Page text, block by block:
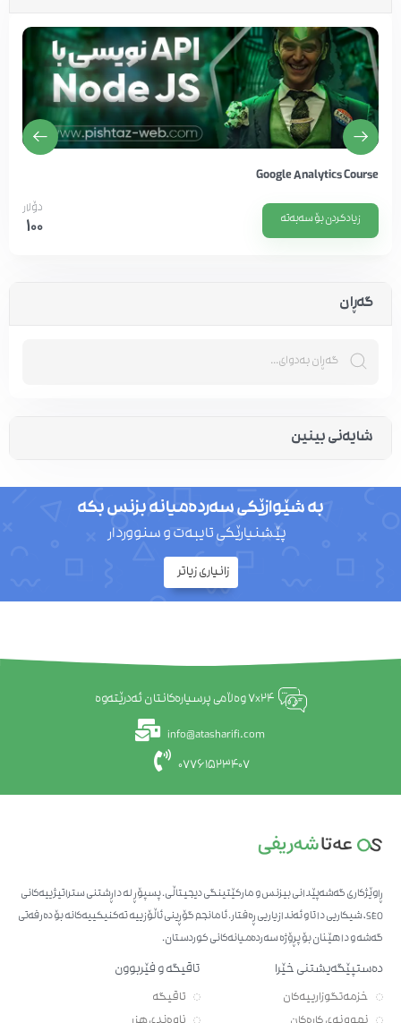
Google Analytics Course
زیادکردن بۆ سەبەتە
دۆلار
100
گەڕان
شایەنی بینین
بە شێوازێکی سەردەمیانە بزنس بکە
پێشنیارێکی تایبەت و سنووردار
زانیاری زیاتر
7x24 وەڵامی پرسیارەکانتان ئەدرێتەوە
info@atasharifi.com
07761523407
ڕاوێژکاری گەشەپێدانی بیزنس و مارکێتینگی دیجیتاڵی. پسپۆڕ لە داڕشتنی ستراتیژییەکانی
SEO، شیکاریی داتا و ئەندازیاریی ڕەفتار. ئامانجم گۆڕینی ئاڵۆزییە تەکنیکییەکانە بۆ دەرفەتی
گەشە و داهێنان بۆ پڕۆژە سەردەمیانەکانی کوردستان.
دەستپێگەیشتنی خێرا
خزمەتگوزارییەکان
تاقیگە و فێربوون
تاقیگە